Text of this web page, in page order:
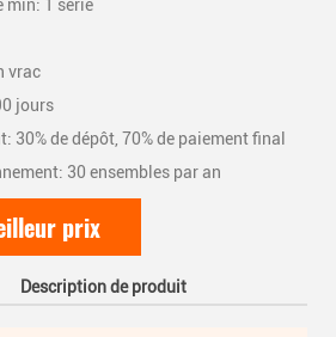
min: 1 série
vrac
jours
30% de dépôt, 70% de paiement final
30 ensembles par an
prix
Description de produit